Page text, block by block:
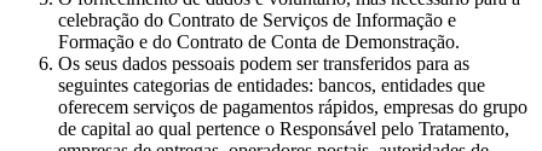
celebração do Contrato de Serviços de Informação e
Formação e do Contrato de Conta de Demonstração.
Os seus dados pessoais podem ser transferidos para as
seguintes categorias de entidades: bancos, entidades que
oferecem serviços de pagamentos rápidos, empresas do grupo
de capital ao qual pertence o Responsável pelo Tratamento,